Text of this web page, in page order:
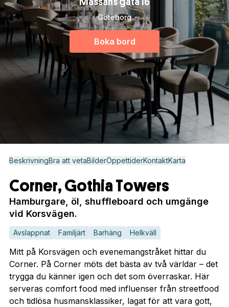
Göteborg
Boka bord
BeskrivningBra att vetaBilderÖppettiderKontaktKarta
Corner, Gothia Towers
Hamburgare, öl, shuffleboard och umgänge
vid Korsvägen.
Avslappnat Familjärt Barhäng Helkväll
Mitt på Korsvägen och evenemangstråket hittar du
Corner. På Corner möts det bästa av två världar – det
trygga du känner igen och det som överraskar. Här
serveras comfort food med influenser från streetfood
och tidlösa husmansklassiker, lagat för att vara gott,